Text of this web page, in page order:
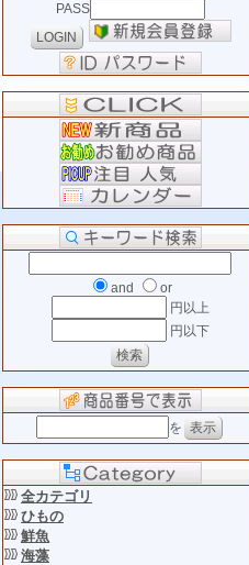
PASS
and
or
円以上
円以下
を
全カテゴリ
ひもの
鮮魚
海藻